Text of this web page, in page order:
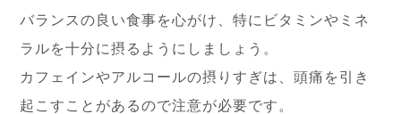
バランスの良い食事を心がけ、特にビタミンやミネ
ラルを十分に摂るようにしましょう。
カフェインやアルコールの摂りすぎは、頭痛を引き
起こすことがあるので注意が必要です。